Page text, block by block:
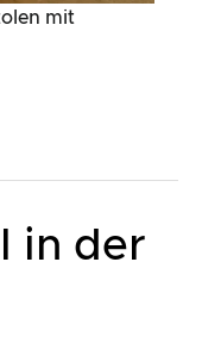
mit
in der